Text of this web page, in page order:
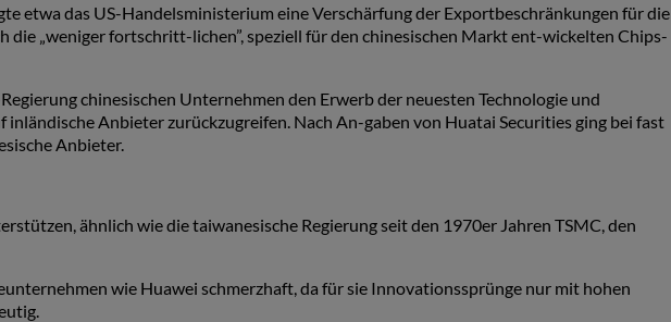
etwa das US-Handelsministerium eine Verschärfung der Exportbeschränkungen für die
„weniger fortschritt-lichen”, speziell für den chinesischen Markt ent-wickelten Chips-
chinesischen Unternehmen den Erwerb der neuesten Technologie und
Anbieter zurückzugreifen. Nach An-gaben von Huatai Securities ging bei fast
Anbieter.
ähnlich wie die taiwanesische Regierung seit den 1970er Jahren TSMC, den
wie Huawei schmerzhaft, da für sie Innovationssprünge nur mit hohen